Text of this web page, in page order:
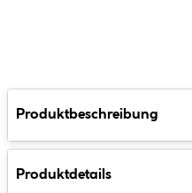
Produktbeschreibung
Produktdetails